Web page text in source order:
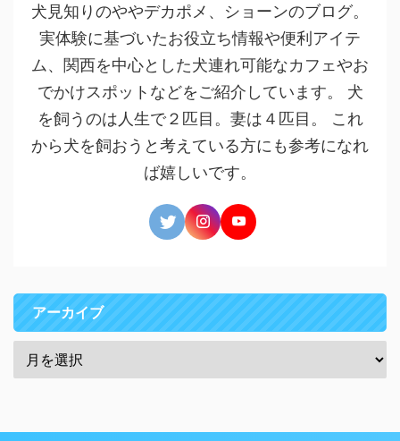
犬見知りのややデカポメ、ショーンのブログ。
実体験に基づいたお役立ち情報や便利アイテ
ム、関西を中心とした犬連れ可能なカフェやお
でかけスポットなどをご紹介しています。 犬
を飼うのは人生で２匹目。妻は４匹目。 これ
から犬を飼おうと考えている方にも参考になれ
ば嬉しいです。
アーカイブ